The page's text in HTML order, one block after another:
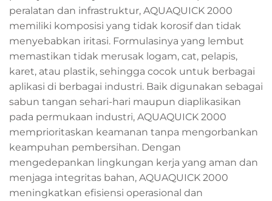
peralatan dan infrastruktur, AQUAQUICK 2000
memiliki komposisi yang tidak korosif dan tidak
menyebabkan iritasi. Formulasinya yang lembut
memastikan tidak merusak logam, cat, pelapis,
karet, atau plastik, sehingga cocok untuk berbagai
aplikasi di berbagai industri. Baik digunakan sebagai
sabun tangan sehari-hari maupun diaplikasikan
pada permukaan industri, AQUAQUICK 2000
memprioritaskan keamanan tanpa mengorbankan
keampuhan pembersihan. Dengan
mengedepankan lingkungan kerja yang aman dan
menjaga integritas bahan, AQUAQUICK 2000
meningkatkan efisiensi operasional dan